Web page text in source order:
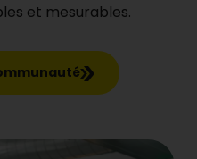
et mesurables.